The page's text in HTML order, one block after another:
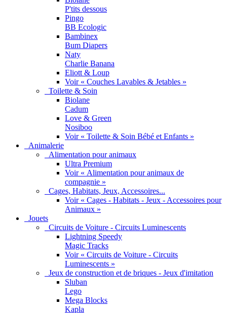
P'tits dessous
Pingo
BB Ecologic
Bambinex
Bum Diapers
Naty
Charlie Banana
Eliott & Loup
Voir « Couches Lavables & Jetables »
Toilette & Soin
Biolane
Cadum
Love & Green
Nosiboo
Voir « Toilette & Soin Bébé et Enfants »
Animalerie
Alimentation pour animaux
Ultra Premium
Voir « Alimentation pour animaux de
compagnie »
Cages, Habitats, Jeux, Accessoires...
Voir « Cages - Habitats - Jeux - Accessoires pour
Animaux »
Jouets
Circuits de Voiture - Circuits Luminescents
Lightning Speedy
Magic Tracks
Voir « Circuits de Voiture - Circuits
Luminescents »
Jeux de construction et de briques - Jeux d'imitation
Sluban
Lego
Mega Blocks
Kapla